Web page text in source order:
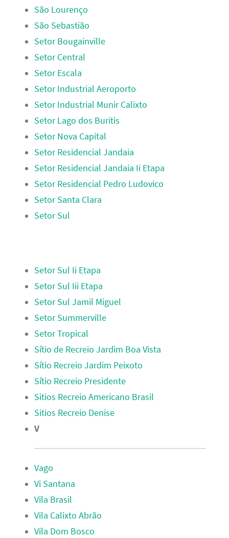
São Lourenço
São Sebastião
Setor Bougainville
Setor Central
Setor Escala
Setor Industrial Aeroporto
Setor Industrial Munir Calixto
Setor Lago dos Buritis
Setor Nova Capital
Setor Residencial Jandaia
Setor Residencial Jandaia Ii Etapa
Setor Residencial Pedro Ludovico
Setor Santa Clara
Setor Sul
Setor Sul Ii Etapa
Setor Sul Iii Etapa
Setor Sul Jamil Miguel
Setor Summerville
Setor Tropical
Sítio de Recreio Jardim Boa Vista
Sítio Recreio Jardim Peixoto
Sítio Recreio Presidente
Sitios Recreio Americano Brasil
Sitios Recreio Denise
V
Vago
Vi Santana
Vila Brasil
Vila Calixto Abrão
Vila Dom Bosco